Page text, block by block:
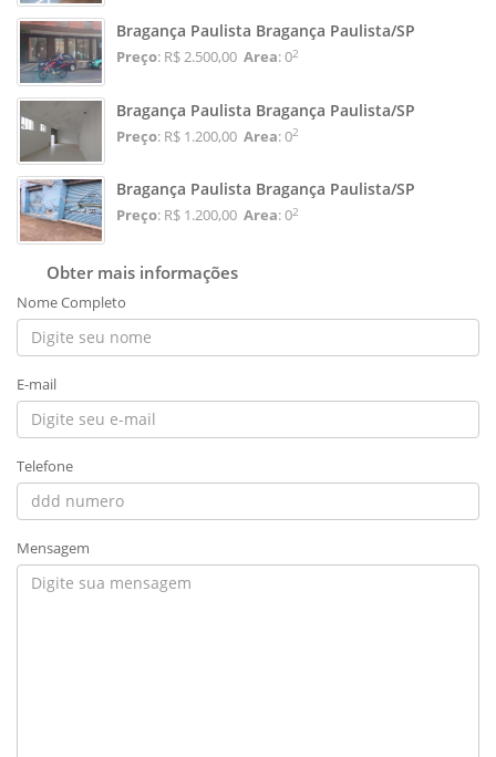
Bragança Paulista Bragança Paulista/SP
Preço: R$ 2.500,00 Area: 02
Bragança Paulista Bragança Paulista/SP
Preço: R$ 1.200,00 Area: 02
Bragança Paulista Bragança Paulista/SP
Preço: R$ 1.200,00 Area: 02
Obter mais informações
Nome Completo
E-mail
Telefone
Mensagem